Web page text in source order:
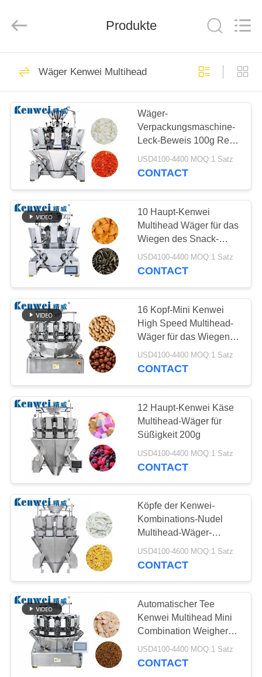
STARTSEITE
PRODUKTE
ÜBER
UNS
FABRIK
TOUR
QUALITÄTSKONTROLLE
KONTAKT
REFERENZEN
SITEMAP
PRIVACY
POLICY
Ltd..
Waage Multihead
Wäger Kenwei
Multihead
86
10 Haupt-Multihead
Wäger
14 Haupt-Multihead
Wäger
Kombinations-
Wäger
Produkte
Wäger Kenwei Multihead
Wäger-
Verpackungsmaschine-
Leck-Beweis 100g Reis
Kenwei Multihead
USD4100-4400 MOQ:1 Satz
CONTACT
10 Haupt-Kenwei
Multihead Wäger für das
Wiegen des Snack-
Foods 100g
USD4100-4400 MOQ:1 Satz
CONTACT
16 Kopf-Mini Kenwei
High Speed Multihead-
Wäger für das Wiegen
der Nahrung für
Haustiere
USD4100-4400 MOQ:1 Satz
CONTACT
12 Haupt-Kenwei Käse
Multihead-Wäger für
Süßigkeit 200g
USD4100-4400 MOQ:1 Satz
CONTACT
Köpfe der Kenwei-
Kombinations-Nudel
Multihead-Wäger-
Maschinen-14
USD4100-4600 MOQ:1 Satz
CONTACT
Automatischer Tee
Kenwei Multihead Mini
Combination Weigher
For Weighing 50g
USD4100-4400 MOQ:1 Satz
CONTACT